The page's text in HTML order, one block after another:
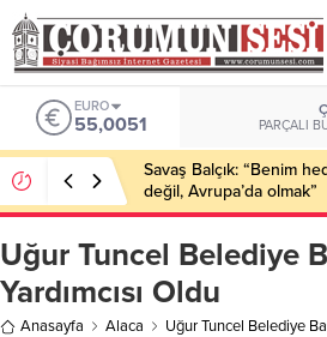
EURO
55,0051 PARÇALI
Savaş Balçık: “Benim
değil, Avrupa’da olmak”
Uğur Tuncel Belediye
Yardımcısı Oldu
Anasayfa Alaca Uğur Tuncel Belediye